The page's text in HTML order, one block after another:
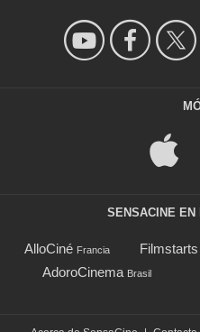
SENSACINE EN
AlloCiné Francia Filmstarts
AdoroCinema Brasil